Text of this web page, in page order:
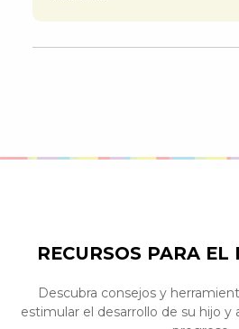
RECURSOS PARA EL
Descubra consejos y
estimular el desarrollo de su hijo